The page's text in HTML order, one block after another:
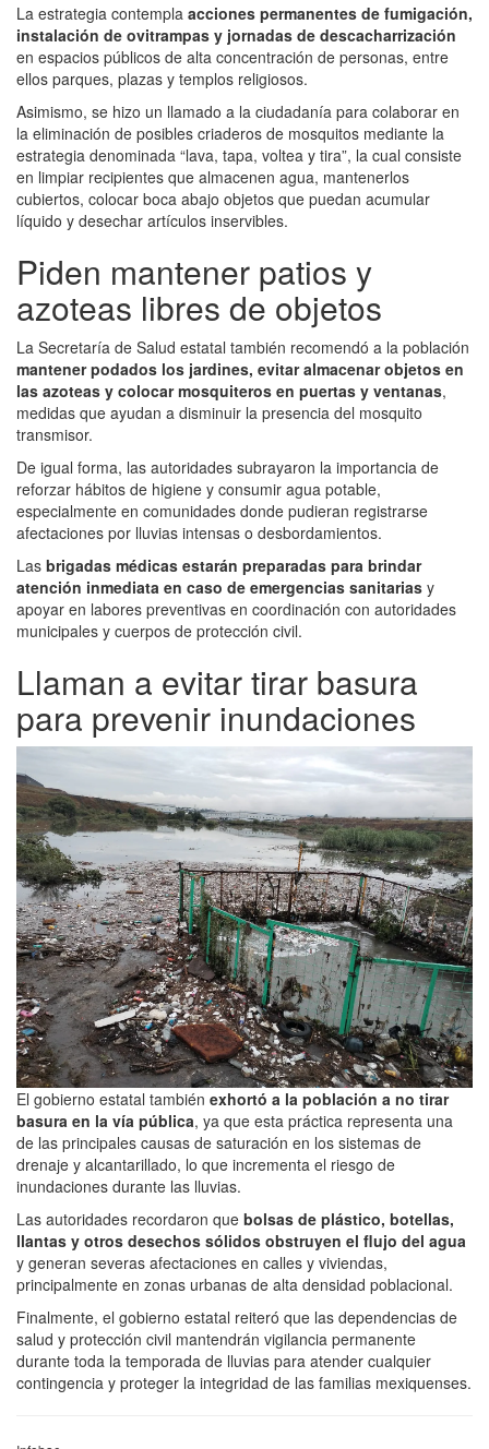
La estrategia contempla acciones permanentes de fumigación,
instalación de ovitrampas y jornadas de descacharrización
en espacios públicos de alta concentración de personas, entre
ellos parques, plazas y templos religiosos.
Asimismo, se hizo un llamado a la ciudadanía para colaborar en
la eliminación de posibles criaderos de mosquitos mediante la
estrategia denominada “lava, tapa, voltea y tira”, la cual consiste
en limpiar recipientes que almacenen agua, mantenerlos
cubiertos, colocar boca abajo objetos que puedan acumular
líquido y desechar artículos inservibles.
Piden mantener patios y
azoteas libres de objetos
La Secretaría de Salud estatal también recomendó a la población
mantener podados los jardines, evitar almacenar objetos en
las azoteas y colocar mosquiteros en puertas y ventanas,
medidas que ayudan a disminuir la presencia del mosquito
transmisor.
De igual forma, las autoridades subrayaron la importancia de
reforzar hábitos de higiene y consumir agua potable,
especialmente en comunidades donde pudieran registrarse
afectaciones por lluvias intensas o desbordamientos.
Las brigadas médicas estarán preparadas para brindar
atención inmediata en caso de emergencias sanitarias y
apoyar en labores preventivas en coordinación con autoridades
municipales y cuerpos de protección civil.
Llaman a evitar tirar basura
para prevenir inundaciones
El gobierno estatal también exhortó a la población a no tirar
basura en la vía pública, ya que esta práctica representa una
de las principales causas de saturación en los sistemas de
drenaje y alcantarillado, lo que incrementa el riesgo de
inundaciones durante las lluvias.
Las autoridades recordaron que bolsas de plástico, botellas,
llantas y otros desechos sólidos obstruyen el flujo del agua
y generan severas afectaciones en calles y viviendas,
principalmente en zonas urbanas de alta densidad poblacional.
Finalmente, el gobierno estatal reiteró que las dependencias de
salud y protección civil mantendrán vigilancia permanente
durante toda la temporada de lluvias para atender cualquier
contingencia y proteger la integridad de las familias mexiquenses.